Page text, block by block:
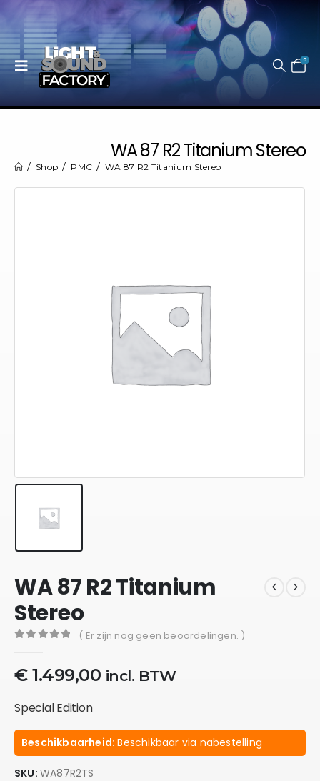
0
WA 87 R2 Titanium Stereo
Shop PMC WA 87 R2 Titanium Stereo
WA 87 R2 Titanium
Stereo
( Er zijn nog geen beoordelingen. )
€1.499,00 incl. BTW
Special Edition
Beschikbaarheid:Beschikbaar via nabestelling
SKU: WA87R2TS